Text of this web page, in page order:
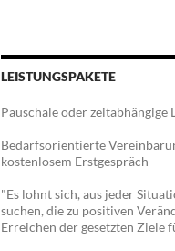
LEISTUNGSPAKETE
Pauschale oder zeitabhängige
Bedarfsorientierte
kostenlosem Erstgespräch
"Es lohnt sich, aus jeder
suchen, die zu positiven
Erreichen der gesetzten Ziele